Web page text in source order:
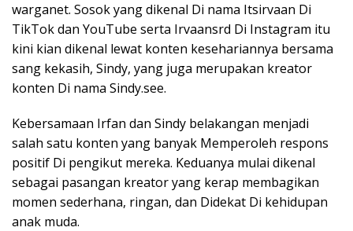
warganet. Sosok yang dikenal Di nama Itsirvaan Di
TikTok dan YouTube serta Irvaansrd Di Instagram itu
kini kian dikenal lewat konten kesehariannya bersama
sang kekasih, Sindy, yang juga merupakan kreator
konten Di nama Sindy.see.
Kebersamaan Irfan dan Sindy belakangan menjadi
salah satu konten yang banyak Memperoleh respons
positif Di pengikut mereka. Keduanya mulai dikenal
sebagai pasangan kreator yang kerap membagikan
momen sederhana, ringan, dan Didekat Di kehidupan
anak muda.